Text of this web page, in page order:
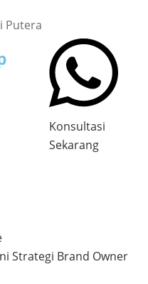
Putera
Konsultasi
Sekarang
Strategi Brand Owner